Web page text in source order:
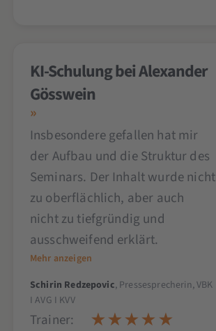
KI-Schulung bei Alexander
Gösswein
Insbesondere gefallen hat mir
der Aufbau und die Struktur des
Seminars. Der Inhalt wurde nicht
zu oberflächlich, aber auch
nicht zu tiefgründig und
ausschweifend erklärt.
Mehr anzeigen
Schirin Redzepovic, Pressesprecherin, VBK
I AVG I KVV
Trainer: